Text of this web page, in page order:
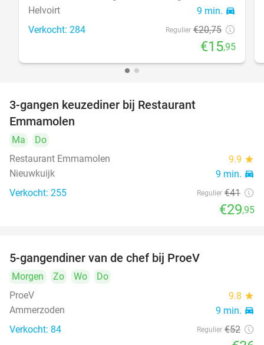
Helvoirt 9 min. directions_car
Verkocht: 284 Regulier €20,75
€15,95
3-gangen keuzediner bij Restaurant
Emmamolen
Ma
Do
Restaurant Emmamolen
9.9 star
Nieuwkuijk 9 min. directions_car
Verkocht: 255 Regulier €41
€29,95
5-gangendiner van de chef bij ProeV
Morgen Zo Wo
Do
ProeV
9.8 star
Ammerzoden 9 min. directions_car
Verkocht: 84 Regulier €52